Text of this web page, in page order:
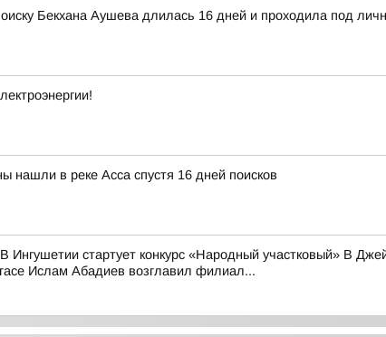
Бекхана Аушева длилась 16 дней и проходила под
нашли в реке Асса спустя 16 дней поисков
Ингушетии стартует конкурс «Народный участковый» В
Ислам Абадиев возглавил филиал...